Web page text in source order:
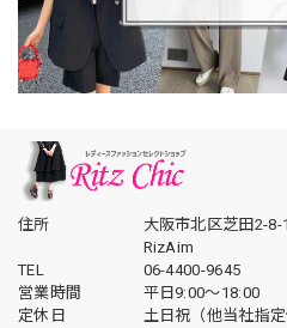
住所
大阪市北区芝田2-8-
RizAim
TEL
06-4400-9645
営業時間
平日9:00～18:00
定休日
土日祝（他当社指定